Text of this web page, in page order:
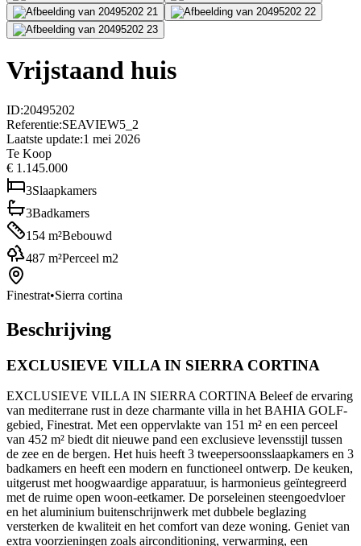
Vrijstaand huis
ID:20495202
Referentie:SEAVIEW5_2
Laatste update:1 mei 2026
Te Koop
€ 1.145.000
3Slaapkamers
3Badkamers
154 m²Bebouwd
487 m²Perceel m2
Finestrat•Sierra cortina
Beschrijving
EXCLUSIEVE VILLA IN SIERRA CORTINA
EXCLUSIEVE VILLA IN SIERRA CORTINA Beleef de ervaring
van mediterrane rust in deze charmante villa in het BAHIA GOLF-
gebied, Finestrat. Met een oppervlakte van 151 m² en een perceel
van 452 m² biedt dit nieuwe pand een exclusieve levensstijl tussen
de zee en de bergen. Het huis heeft 3 tweepersoonsslaapkamers en 3
badkamers en heeft een modern en functioneel ontwerp. De keuken,
uitgerust met hoogwaardige apparatuur, is harmonieus geïntegreerd
met de ruime open woon-eetkamer. De porseleinen steengoedvloer
en het aluminium buitenschrijnwerk met dubbele beglazing
versterken de kwaliteit en het comfort van deze woning. Geniet van
extra voorzieningen zoals airconditioning, verwarming, een